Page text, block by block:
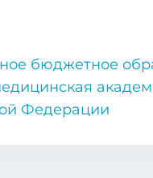
бюджетное
Федерации